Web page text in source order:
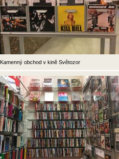
Kamenný obchod v kině Světozor